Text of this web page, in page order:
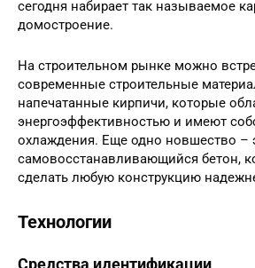
сегодня набирает так называемое
домостроение.
На строительном рынке можно
современные строительные
напечатанные кирпичи, которые
энергоэффективностью и имеют
охлаждения. Еще одно новшество –
самовосстанавливающийся бетон,
сделать любую конструкцию
Технологии
Средства идентификации